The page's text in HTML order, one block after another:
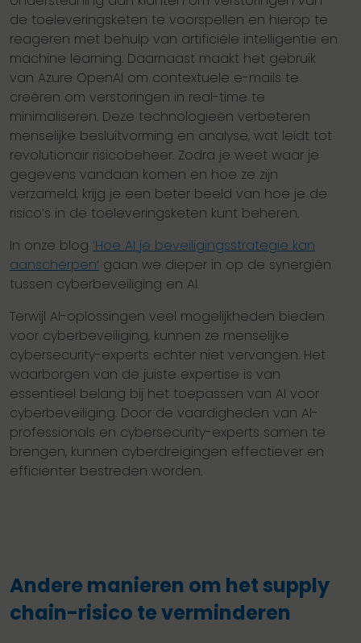
de toeleveringsketen te voorspellen en hierop te
reageren met behulp van artificiële intelligentie en
machine learning. Daarnaast maakt het gebruik
van Azure OpenAI om contextuele e-mails te
creëren om verstoringen in real-time te
minimaliseren. Deze technologieën verbeteren
menselijke besluitvorming en analyse, wat leidt tot
revolutionair risicobeheer. Zodra je weet waar je
gegevens vandaan komen en hoe ze zijn
verzameld, krijg je een beter beeld van hoe je de
risico’s in de toeleveringsketen kunt beheren.
In onze blog ‘Hoe AI je beveiligingsstrategie kan
aanscherpen’ gaan we dieper in op de synergiën
tussen cyberbeveiliging en AI.
Terwijl AI-oplossingen veel mogelijkheden bieden
voor cyberbeveiliging, kunnen ze menselijke
cybersecurity-experts echter niet vervangen. Het
waarborgen van de juiste expertise is van
essentieel belang bij het toepassen van AI voor
cyberbeveiliging. Door de vaardigheden van AI-
professionals en cybersecurity-experts samen te
brengen, kunnen cyberdreigingen effectiever en
efficiënter bestreden worden.
Andere manieren om het supply
chain-risico te verminderen